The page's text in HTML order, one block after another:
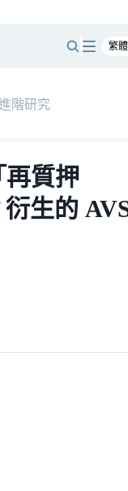
階研究
再質押
生的